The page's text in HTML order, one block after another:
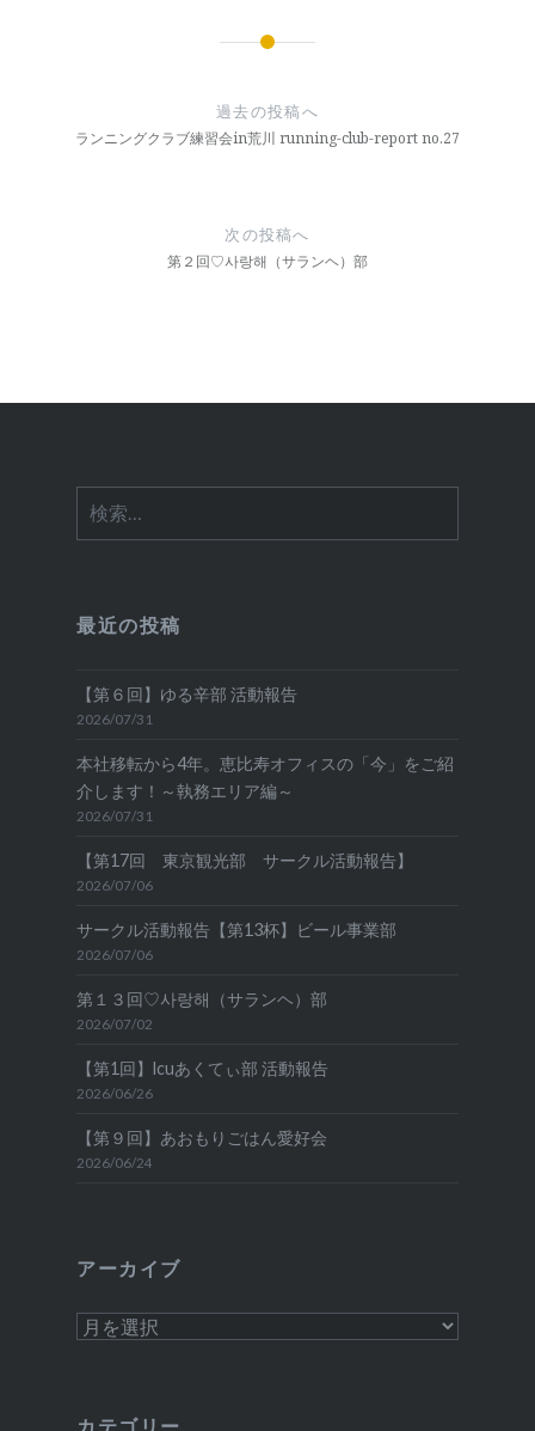
ン
過去の投稿へ
ランニングクラブ練習会in荒川 running-club-report no.27
次の投稿へ
第２回♡사랑해（サランヘ）部
索:
最近の投稿
【第６回】ゆる辛部 活動報告
2026/07/31
本社移転から4年。恵比寿オフィスの「今」をご紹
介します！～執務エリア編～
2026/07/31
【第17回 東京観光部 サークル活動報告】
2026/07/06
サークル活動報告【第13杯】ビール事業部
2026/07/06
第１３回♡사랑해（サランヘ）部
2026/07/02
【第1回】lcuあくてぃ部 活動報告
2026/06/26
【第９回】あおもりごはん愛好会
2026/06/24
アーカイブ
ア
カテゴリー